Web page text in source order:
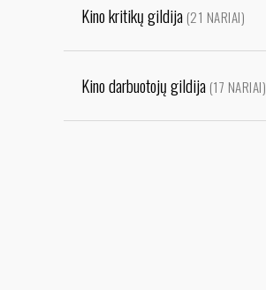
Kino kritikų gildija (21 NARIAI)
Kino darbuotojų gildija (17 NARIAI)